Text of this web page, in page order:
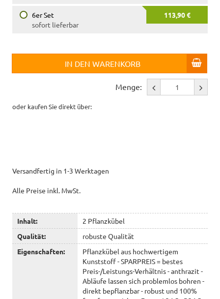
6er Set
113,90 €
sofort lieferbar
IN DEN WARENKORB
Menge:
oder kaufen Sie direkt über:
Versandfertig in 1-3 Werktagen
Alle Preise inkl. MwSt.
Inhalt:
2 Pflanzkübel
Qualität:
robuste Qualität
Eigenschaften:
Pflanzkübel aus hochwertigem
Kunststoff - SPARPREIS = bestes
Preis-/Leistungs-Verhältnis - anthrazit -
Abläufe lassen sich problemlos bohren -
direkt bepflanzbar - robust und 100%